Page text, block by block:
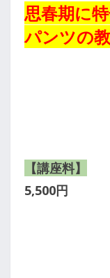
思春期に
パンツの
【講座料】
5,500円